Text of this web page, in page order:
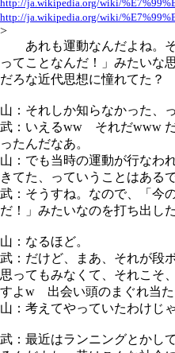
http://ja.wikipedia.org/wiki/
http://ja.wikipedia.org/wiki/
>
あれも運動なんだよね。そ
ってことなんだ！」みたいな
だろな近代思想に憧れてた？
山：それしか知らなかった、
武：いえるww それだwww
ったんだなあ。
山：でも当時の運動が行なわ
きてた、っていうことはある
武：そうすね。なので、「今
だ！」みたいなのを打ち出し
山：なるほど。
武：だけど、まあ、それが段
思ってもみなくて、それこそ
すよw 出会い頭のまぐれ当た
山：考えてやっていたわけじ
武：最近はランニングとかし